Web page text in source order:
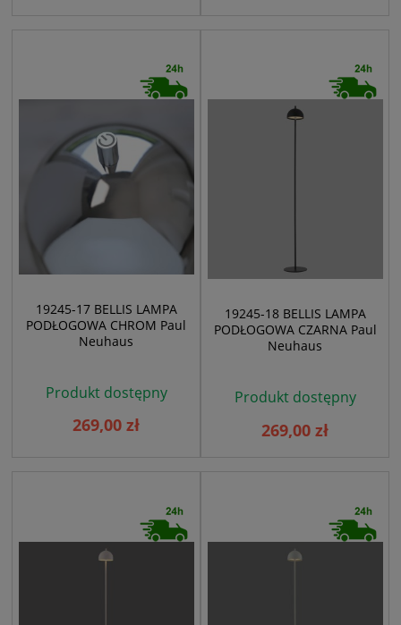
19245-17 BELLIS LAMPA
PODŁOGOWA CHROM Paul
Neuhaus
Produkt dostępny
269,00 zł
19245-18 BELLIS LAMPA
PODŁOGOWA CZARNA Paul
Neuhaus
Produkt dostępny
269,00 zł